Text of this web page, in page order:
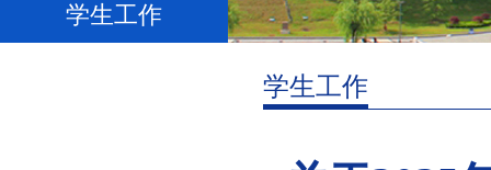
学生工作
学生工作